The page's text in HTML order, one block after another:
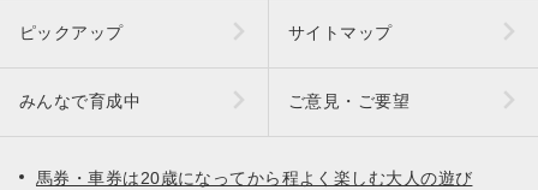
ピックアップ サイトマップ
みんなで育成中 ご意見・ご要望
馬券・車券は20歳になってから程よく楽しむ大人の遊び